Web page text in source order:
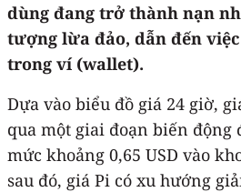
dùng đang trở thành nạn
tượng lừa đảo, dẫn đến
trong ví (wallet).
Dựa vào biểu đồ giá 24 giờ,
qua một giai đoạn biến động
mức khoảng 0,65 USD vào
sau đó, giá Pi có xu hướng